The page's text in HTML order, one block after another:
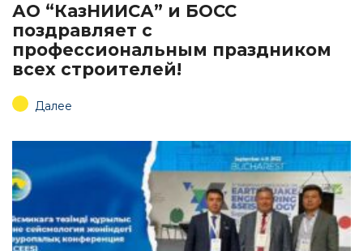
АО “КазНИИСА” и БОСС
поздравляет с
профессиональным праздником
всех строителей!
Далее